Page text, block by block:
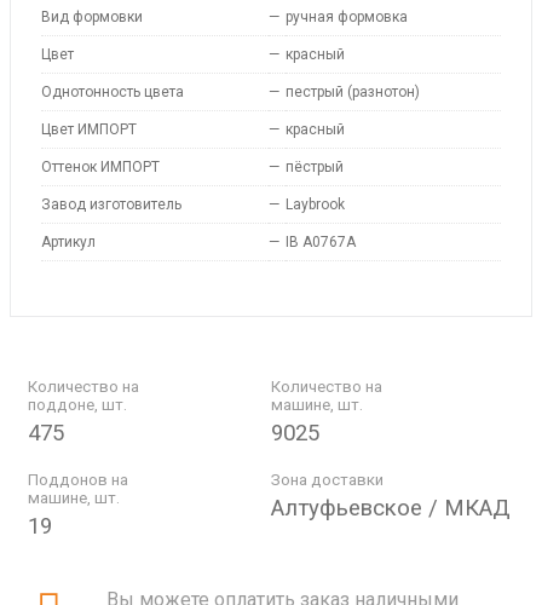
Вид формовки — ручная формовка
Цвет — красный
Однотонность цвета — пестрый (разнотон)
Цвет ИМПОРТ — красный
Оттенок ИМПОРТ — пёстрый
Завод изготовитель — Laybrook
Артикул — IB A0767A
Количество на
поддоне, шт.
475
Количество на
машине, шт.
9025
Поддонов на
машине, шт.
19
Зона доставки
Алтуфьевское / МКАД
Вы можете оплатить заказ наличными